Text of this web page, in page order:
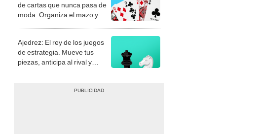
de cartas que nunca pasa de
moda. Organiza el mazo y
Ajedrez: El rey de los juegos
de estrategia. Mueve tus
piezas, anticipa al rival y